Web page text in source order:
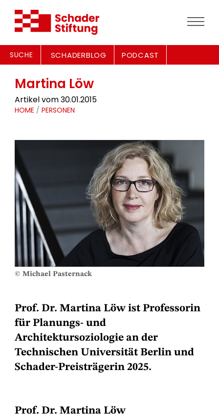
SUCHE SCHADERBLOG PODCAST
Martina Löw
Artikel vom 30.01.2015
HOME / PERSONEN
© Michael Pasternack
Prof. Dr. Martina Löw ist Professorin
für Planungs- und
Architektursoziologie an der
Technischen Universität Berlin und
Schader-Preisträgerin 2025.
Prof. Dr. Martina Löw